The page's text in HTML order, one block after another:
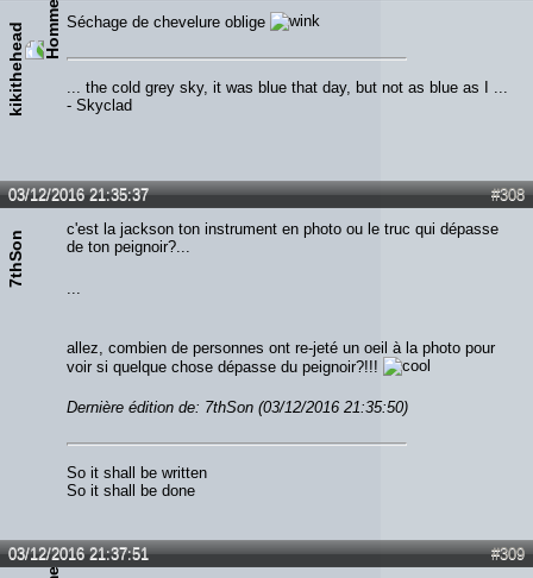
kikithehead Séchage de chevelure oblige
... the cold grey sky, it was blue that day, but not as blue as I ...
- Skyclad
#308
03/12/2016 21:35:37
7thSon
c'est la jackson ton instrument en photo ou le truc qui dépasse
de ton peignoir?...
allez, combien de personnes ont re-jeté un oeil à la photo pour
voir si quelque chose dépasse du peignoir?!!!
Dernière édition de: 7thSon (03/12/2016 21:35:50)
So it shall be written
So it shall be done
#309
03/12/2016 21:37:51